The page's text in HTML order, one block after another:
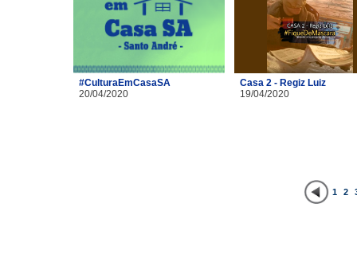
#CulturaEmCasaSA
20/04/2020
Casa 2 - Regiz Luiz
19/04/2020
1 2